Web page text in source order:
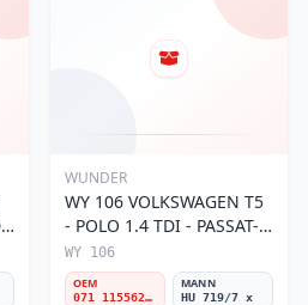
WUNDER
WY 106 VOLKSWAGEN T5
- POLO 1.4 TDI - PASSAT-
JETTA 03-11 071 115562 A
Yağ Filtresi
WY 106
OEM
071 115562 A
MANN
HU 719/7 x